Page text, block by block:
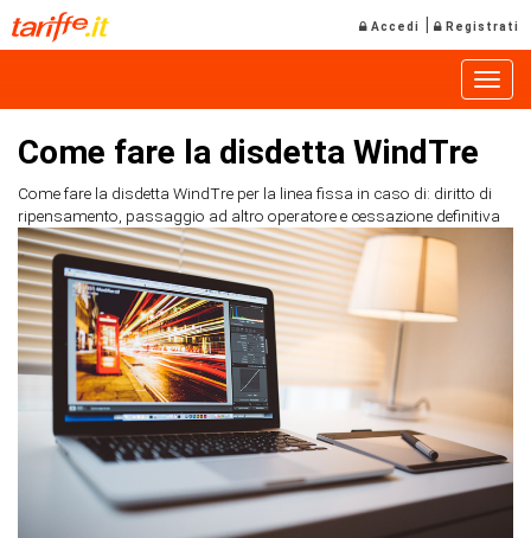
Accedi | Registrati
Come fare la disdetta WindTre
Come fare la disdetta WindTre per la linea fissa in caso di: diritto di
ripensamento, passaggio ad altro operatore e cessazione definitiva